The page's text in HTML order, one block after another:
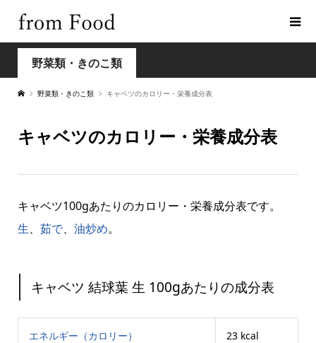
野菜類・きのこ類
野菜類・きのこ類 キャベツのカロリー・栄養成分表
キャベツのカロリー・栄養成分表
キャベツ100gあたりのカロリー・栄養成分表です。
生、 茹で、 油炒め。
キャベツ 結球葉 生 100gあたりの成分表
エネルギー（カロリー） 23 kcal